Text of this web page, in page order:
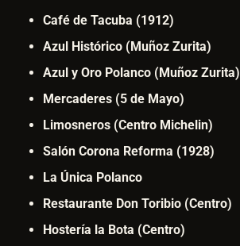
Café de Tacuba (1912)
Azul Histórico (Muñoz Zurita)
Azul y Oro Polanco (Muñoz Zurita)
Mercaderes (5 de Mayo)
Limosneros (Centro Michelin)
Salón Corona Reforma (1928)
La Única Polanco
Restaurante Don Toribio (Centro)
Hostería la Bota (Centro)